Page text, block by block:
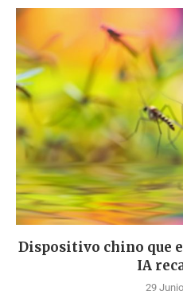
Dispositivo chino que
IA
29